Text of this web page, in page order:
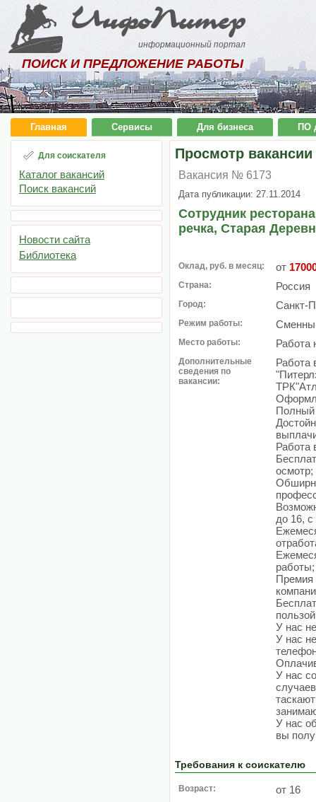
ИнфоПитер
информационный портал
ПОИСК И ПРЕДЛОЖЕНИЕ РАБОТЫ
Главная Сервисы Для бизнеса ПО
Для соискателя
Каталог вакансий
Поиск вакансий
Новости сайта
Библиотека
Просмотр вакансии
Вакансия № 6173
Дата публикации: 27.11.2014
Сотрудник
речка, Старая
Оклад, руб. в месяц: от
Страна: Россия
Город: Санкт-
Режим работы:
Место работы: Работа
Дополнительные
сведения по
вакансии:
Работа
Полный
Работа
осмотр;
до 16,
работы;
Премия
У нас
У нас
У нас
У нас
вы
Требования к соискателю
Возраст: от 16